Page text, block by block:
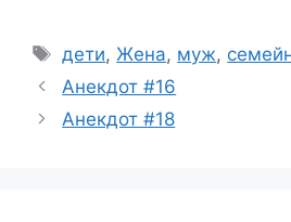
Метки
дети, Жена, муж,
Анекдот #16
Анекдот #18